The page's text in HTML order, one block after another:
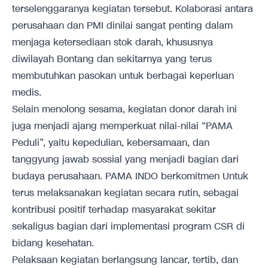
terselenggaranya kegiatan tersebut. Kolaborasi antara
perusahaan dan PMI dinilai sangat penting dalam
menjaga ketersediaan stok darah, khususnya
diwilayah Bontang dan sekitarnya yang terus
membutuhkan pasokan untuk berbagai keperluan
medis.
Selain menolong sesama, kegiatan donor darah ini
juga menjadi ajang memperkuat nilai-nilai “PAMA
Peduli”, yaitu kepedulian, kebersamaan, dan
tanggyung jawab sossial yang menjadi bagian dari
budaya perusahaan. PAMA INDO berkomitmen Untuk
terus melaksanakan kegiatan secara rutin, sebagai
kontribusi positif terhadap masyarakat sekitar
sekaligus bagian dari implementasi program CSR di
bidang kesehatan.
Pelaksaan kegiatan berlangsung lancar, tertib, dan